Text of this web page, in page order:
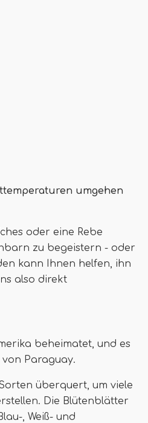
umgehen
oder eine Rebe
zu begeistern - oder
kann Ihnen helfen, ihn
also direkt
beheimatet, und es
Paraguay.
überquert, um viele
Die Blütenblätter
, Weiß- und